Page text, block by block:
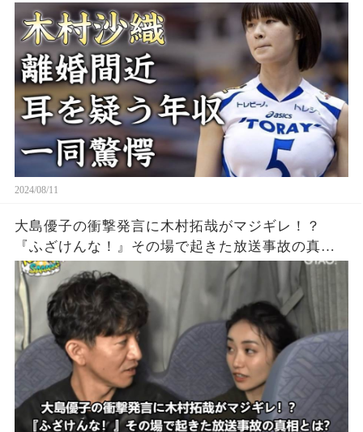
セス」の耳を疑う年収...豊かすぎるバストに驚きを
隠せない...
2024/08/11
大島優子の衝撃発言に木村拓哉がマジギレ！？
『ふざけんな！』その場で起きた放送事故の真相
とは？